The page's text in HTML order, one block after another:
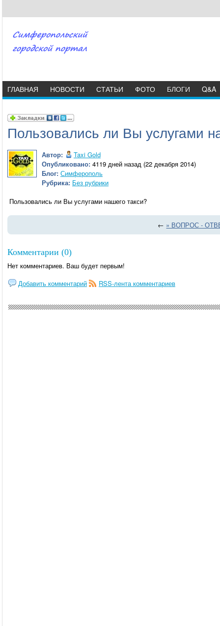
ГЛАВНАЯ НОВОСТИ СТАТЬИ ФОТО БЛОГИ Q&A
Пользовались ли Вы услугами
Автор:
Taxi Gold
Опубликовано: 4119 дней назад (22 декабря 2014)
Блог: Симферополь
Рубрика: Без рубрики
Пользовались ли Вы услугами нашего такси?
← » ВОПРОС -
Комментарии (0)
Нет комментариев. Ваш будет первым!
Добавить комментарий
RSS-лента комментариев